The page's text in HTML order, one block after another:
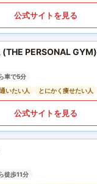
公式サイトを見る
PERSONAL GYM)
車で5分
いたい人
とにかく痩せたい人
公式サイトを見る
徒歩11分